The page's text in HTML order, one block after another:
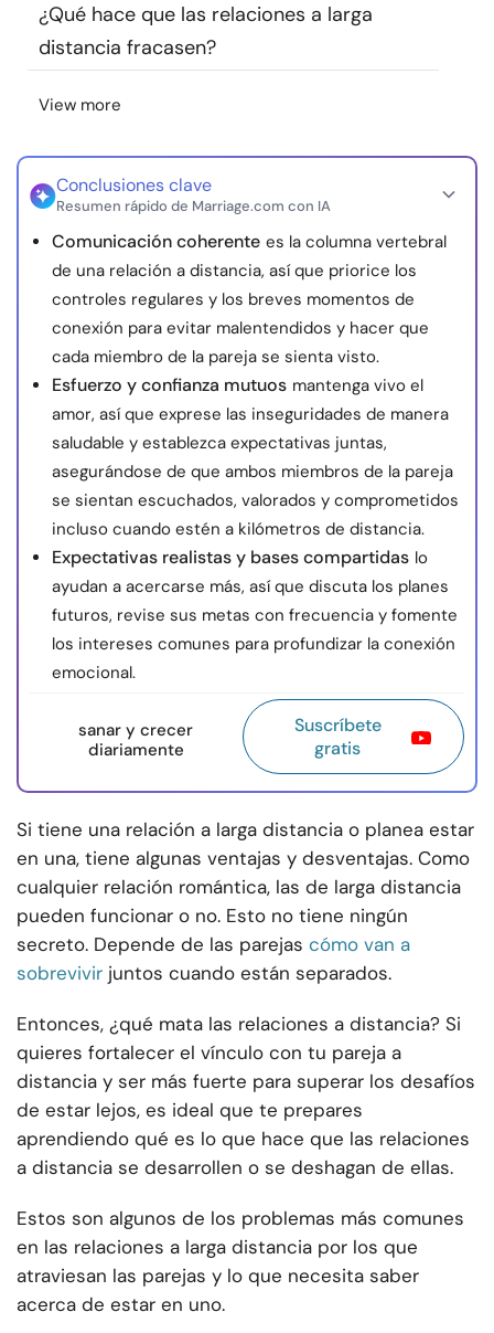
nosotros
¿Qué hace que las relaciones a larga
distancia fracasen?
View more
Conclusiones clave
Resumen rápido de Marriage.com con IA
Comunicación coherente es la columna vertebral
de una relación a distancia, así que priorice los
controles regulares y los breves momentos de
conexión para evitar malentendidos y hacer que
cada miembro de la pareja se sienta visto.
Esfuerzo y confianza mutuos mantenga vivo el
amor, así que exprese las inseguridades de manera
saludable y establezca expectativas juntas,
asegurándose de que ambos miembros de la pareja
se sientan escuchados, valorados y comprometidos
incluso cuando estén a kilómetros de distancia.
Expectativas realistas y bases compartidas lo
ayudan a acercarse más, así que discuta los planes
futuros, revise sus metas con frecuencia y fomente
los intereses comunes para profundizar la conexión
emocional.
sanar y crecer
diariamente
Suscríbete
gratis
Si tiene una relación a larga distancia o planea estar
en una, tiene algunas ventajas y desventajas. Como
cualquier relación romántica, las de larga distancia
pueden funcionar o no. Esto no tiene ningún
secreto. Depende de las parejas cómo van a
sobrevivir juntos cuando están separados.
Entonces, ¿qué mata las relaciones a distancia? Si
quieres fortalecer el vínculo con tu pareja a
distancia y ser más fuerte para superar los desafíos
de estar lejos, es ideal que te prepares
aprendiendo qué es lo que hace que las relaciones
a distancia se desarrollen o se deshagan de ellas.
Estos son algunos de los problemas más comunes
en las relaciones a larga distancia por los que
atraviesan las parejas y lo que necesita saber
acerca de estar en uno.